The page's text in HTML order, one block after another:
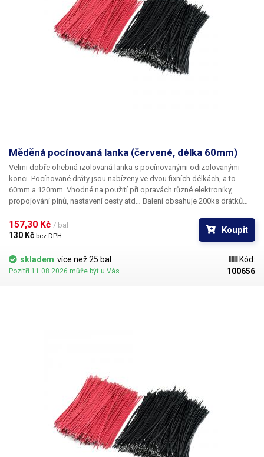
Měděná pocínovaná lanka (červené, délka 60mm)
Velmi dobře ohebná izolovaná lanka s pocínovanými odizolovanými
konci. Pocínované dráty jsou nabízeny ve dvou fixních délkách, a to
60mm a 120mm. Vhodné na použití při opravách různé elektroniky,
propojování pinů, nastavení cesty atd… Balení obsahuje 200ks drátků
157,30 Kč / bal
130 Kč bez DPH
Koupit
skladem více než 25 bal
Pozítří 11.08.2026 může být u Vás
Kód:
100656